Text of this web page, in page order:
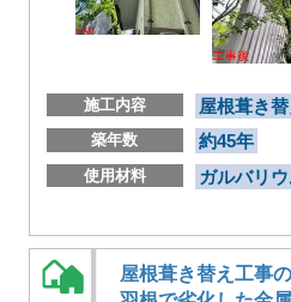
施工内容 屋根葺き替
築年数 約45年
使用材料 ガルバリ
屋根葺き替え工事